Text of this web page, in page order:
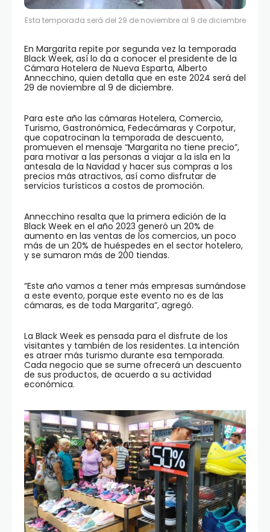
Esta temporada será del 29 de noviembre al 9 de diciembre
En Margarita repite por segunda vez la temporada
Black Week, así lo da a conocer el presidente de la
Cámara Hotelera de Nueva Esparta, Alberto
Annecchino, quien detalla que en este 2024 será del
29 de noviembre al 9 de diciembre.
Para este año las cámaras Hotelera, Comercio,
Turismo, Gastronómica, Fedecámaras y Corpotur,
que copatrocinan la temporada de descuento,
promueven el mensaje “Margarita no tiene precio”,
para motivar a las personas a viajar a la isla en la
antesala de la Navidad y hacer sus compras a los
precios más atractivos, así como disfrutar de
servicios turísticos a costos de promoción.
Annecchino resalta que la primera edición de la
Black Week en el año 2023 generó un 20% de
aumento en las ventas de los comercios, un poco
más de un 20% de huéspedes en el sector hotelero,
y se sumaron más de 200 tiendas.
“Este año vamos a tener más empresas sumándose
a este evento, porque este evento no es de las
cámaras, es de toda Margarita”, agregó.
La Black Week es pensada para el disfrute de los
visitantes y también de los residentes. La intención
es atraer más turismo durante esa temporada.
Cada negocio que se sume ofrecerá un descuento
de sus productos, de acuerdo a su actividad
económica.